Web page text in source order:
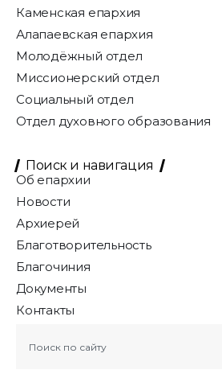
Каменская епархия
Алапаевская епархия
Молодёжный отдел
Миссионерский отдел
Социальный отдел
Отдел духовного образования
Поиск и навигация
Об епархии
Новости
Архиерей
Благотворительность
Благочиния
Документы
Контакты